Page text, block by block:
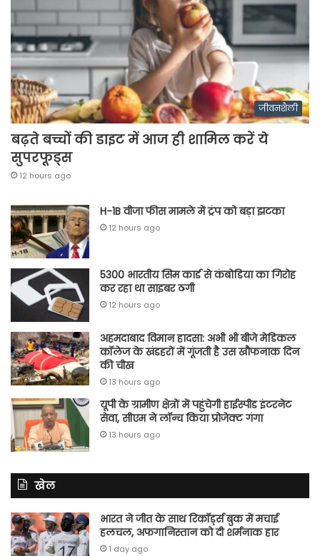
जीवनशैली
बढ़ते बच्चों की डाइट में आज ही शामिल करें ये
सुपरफूड्स
12 hours ago
H-1B वीजा फीस मामले में ट्रंप को बड़ा झटका
12 hours ago
5300 भारतीय सिम कार्ड से कंबोडिया का गिरोह
कर रहा था साइबर ठगी
12 hours ago
अहमदाबाद विमान हादसा: अभी भी बीजे मेडिकल
कॉलेज के खंडहरों में गूंजती है उस खौफनाक दिन
की चीख
13 hours ago
यूपी के ग्रामीण क्षेत्रों में पहुंचेगी हाईस्पीड इंटरनेट
सेवा, सीएम ने लॉन्च किया प्रोजेक्ट गंगा
13 hours ago
खेल
भारत ने जीत के साथ रिकॉर्ड्स बुक में मचाई
हलचल, अफगानिस्तान को दी शर्मनाक हार
1 day ago